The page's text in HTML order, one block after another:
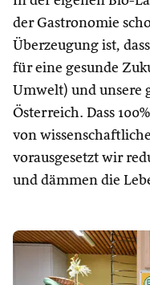
der Gastronomie
Überzeugung ist,
für eine gesunde
Umwelt) und unsere
Österreich. Dass
von
vorausgesetzt wir
und dämmen die